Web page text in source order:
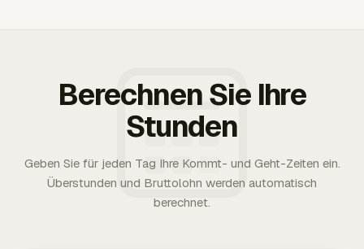
Berechnen Sie Ihre
Stunden
Geben Sie für jeden Tag Ihre Kommt- und Geht-Zeiten ein.
Überstunden und Bruttolohn werden automatisch
berechnet.